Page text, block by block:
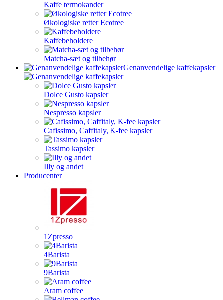
Kaffe termokander
Økologiske retter Ecotree
Kaffebeholdere
Matcha-sæt og tilbehør
Genanvendelige kaffekapsler
Dolce Gusto kapsler
Nespresso kapsler
Cafissimo, Caffitaly, K-fee kapsler
Tassimo kapsler
Illy og andet
Producenter
1Zpresso
4Barista
9Barista
Aram coffee